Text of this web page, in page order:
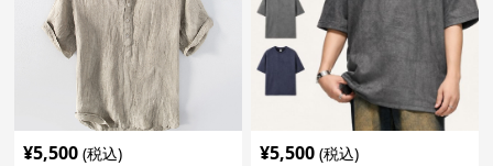
¥5,500 (税込) ¥5,500 (税込)